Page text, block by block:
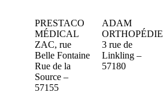
PRESTACO
MÉDICAL
ZAC, rue
Belle Fontaine
Rue de la
Source –
57155
ADAM
ORTHOPÉDIE
3 rue de
Linkling –
57180